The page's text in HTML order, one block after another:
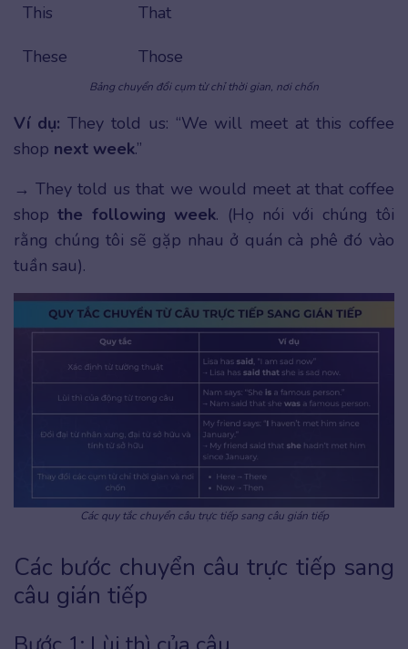
This
That
These
Those
Bảng chuyển đổi cụm từ chỉ thời gian, nơi chốn
Ví dụ: They told us: “We will meet at this coffee
shop next week.”
→ They told us that we would meet at that coffee
shopthe following week. (Họ nói với chúng tôi
rằng chúng tôi sẽ gặp nhau ở quán cà phê đó vào
tuần sau).
Các quy tắc chuyển câu trực tiếp sang câu gián tiếp
Các bước chuyển câu trực tiếp sang
câu gián tiếp